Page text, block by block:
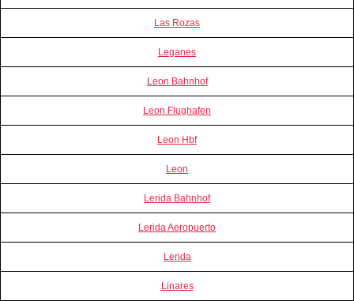
Las Rozas
Leganes
Leon Bahnhof
Leon Flughafen
Leon Hbf
Leon
Lerida Bahnhof
Lerida Aeropuerto
Lerida
Linares